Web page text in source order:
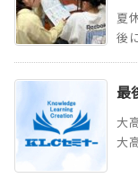
夏
後
最
大
大